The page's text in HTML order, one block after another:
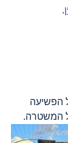
.
הפשיעה
המשטרה.